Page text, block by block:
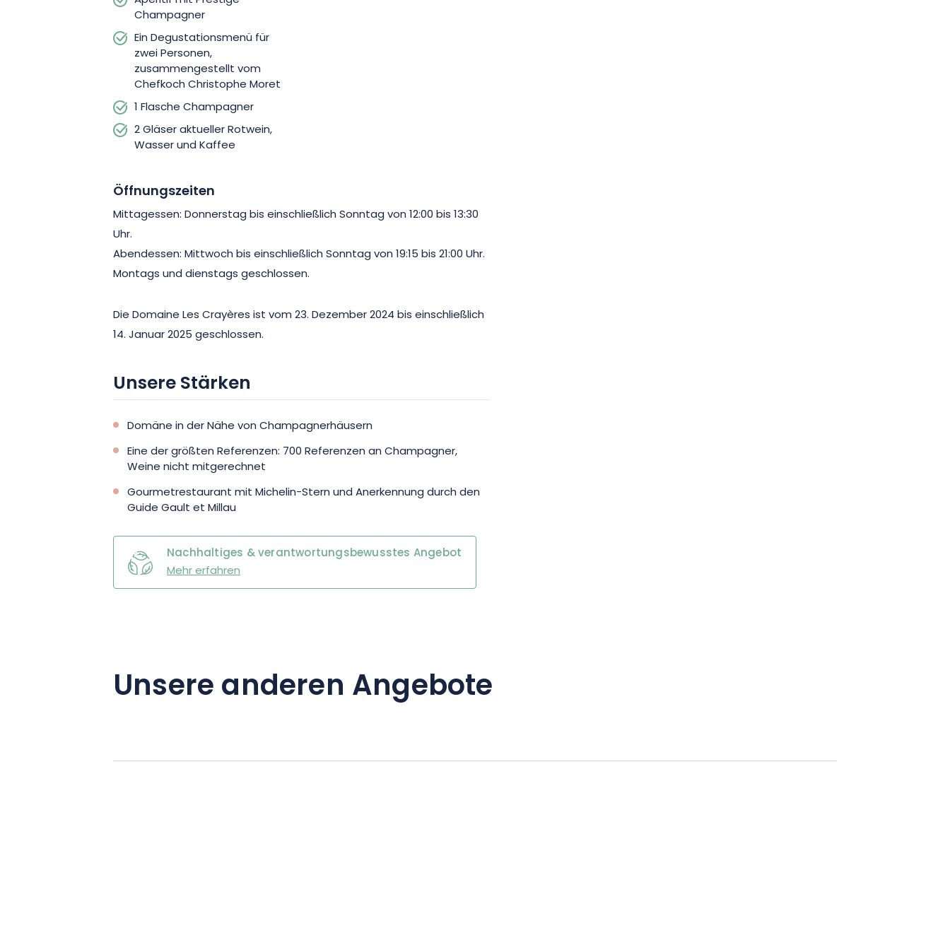
Champagner
Ein Degustationsmenü für
zwei Personen,
zusammengestellt vom
Chefkoch Christophe Moret
1 Flasche Champagner
2 Gläser aktueller Rotwein,
Wasser und Kaffee
Öffnungszeiten
Mittagessen: Donnerstag bis einschließlich Sonntag von 12:00 bis 13:30
Uhr.
Abendessen: Mittwoch bis einschließlich Sonntag von 19:15 bis 21:00 Uhr.
Montags und dienstags geschlossen.
Die Domaine Les Crayères ist vom 23. Dezember 2024 bis einschließlich
14. Januar 2025 geschlossen.
Unsere Stärken
Domäne in der Nähe von Champagnerhäusern
Eine der größten Referenzen: 700 Referenzen an Champagner,
Weine nicht mitgerechnet
Gourmetrestaurant mit Michelin-Stern und Anerkennung durch den
Guide Gault et Millau
Nachhaltiges & verantwortungsbewusstes Angebot
Mehr erfahren
Unsere anderen Angebote